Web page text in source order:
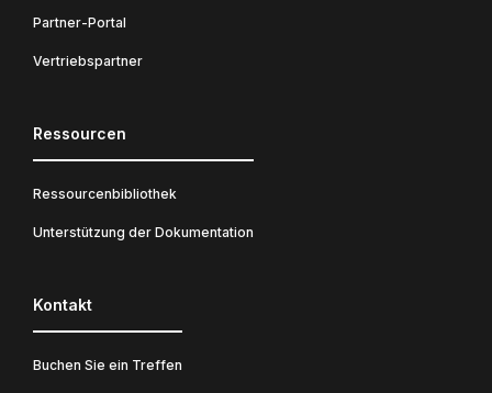
Partner-Portal
Vertriebspartner
Ressourcen
Ressourcenbibliothek
Unterstützung der Dokumentation
Kontakt
Buchen Sie ein Treffen